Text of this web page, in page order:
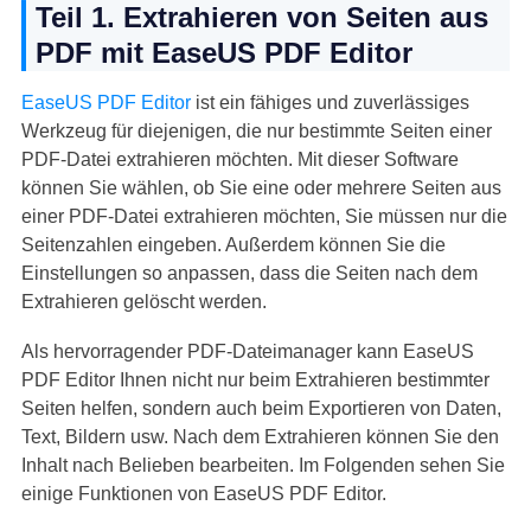
Teil 1. Extrahieren von Seiten aus
PDF mit EaseUS PDF Editor
EaseUS PDF Editorist ein fähiges und zuverlässiges
Werkzeug für diejenigen, die nur bestimmte Seiten einer
PDF-Datei extrahieren möchten. Mit dieser Software
können Sie wählen, ob Sie eine oder mehrere Seiten aus
einer PDF-Datei extrahieren möchten, Sie müssen nur die
Seitenzahlen eingeben. Außerdem können Sie die
Einstellungen so anpassen, dass die Seiten nach dem
Extrahieren gelöscht werden.
Als hervorragender PDF-Dateimanager kann EaseUS
PDF Editor Ihnen nicht nur beim Extrahieren bestimmter
Seiten helfen, sondern auch beim Exportieren von Daten,
Text, Bildern usw. Nach dem Extrahieren können Sie den
Inhalt nach Belieben bearbeiten. Im Folgenden sehen Sie
einige Funktionen von EaseUS PDF Editor.